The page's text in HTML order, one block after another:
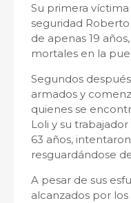
Su primera
seguridad
de apenas 19
mortales en la
Segundos
armados y
quienes se
Loli y su
63 años,
resguardándose
A pesar de sus
alcanzados por